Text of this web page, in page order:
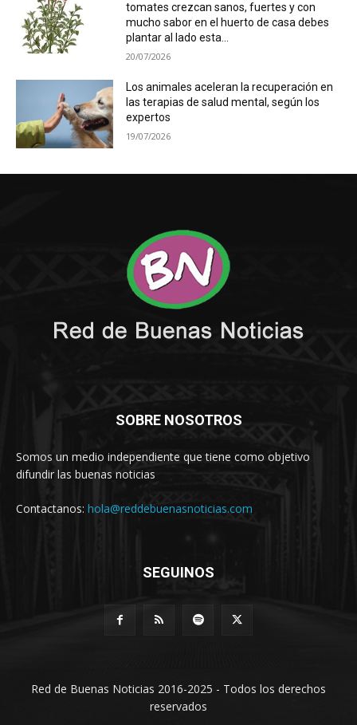
tomates crezcan sanos, fuertes y con
mucho sabor en el huerto de casa debes
plantar al lado esta...
20/07/2026
Los animales aceleran la recuperación en
las terapias de salud mental, según los
expertos
19/07/2026
SOBRE NOSOTROS
Somos un medio independiente que tiene como objetivo
difundir las buenas noticias
Contactanos: hola@reddebuenasnoticias.com
SEGUINOS
Red de Buenas Noticias 2016-2025 - Todos los derechos
reservados